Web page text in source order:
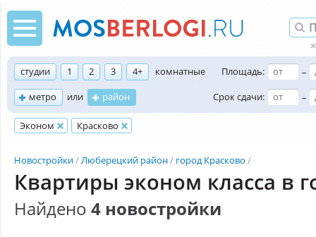
студии 1 2 3 4+
комнатные
метро
или район
Площадь:
–
Срок сдачи:
–
Эконом Красково
Новостройки Люберецкий район город Красково
Квартиры эконом класса в
Найдено 4 новостройки